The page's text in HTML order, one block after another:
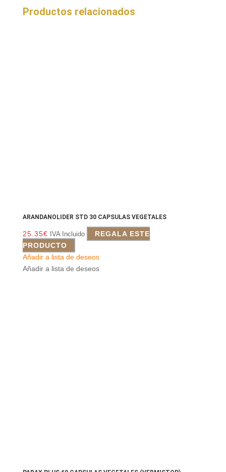
Productos relacionados
ARANDANOLIDER STD 30 CAPSULAS VEGETALES
25.35€ IVA Incluido
REGALA ESTE
PRODUCTO
Añadir a lista de deseos
Añadir a lista de deseos